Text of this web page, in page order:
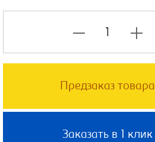
Предзаказ товара
Заказать в 1 клик